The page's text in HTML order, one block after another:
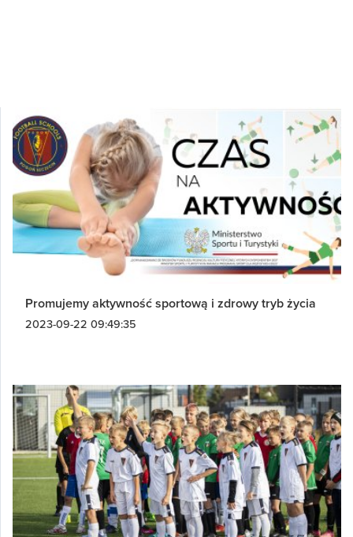
Promujemy aktywność sportową i zdrowy tryb życia
2023-09-22 09:49:35